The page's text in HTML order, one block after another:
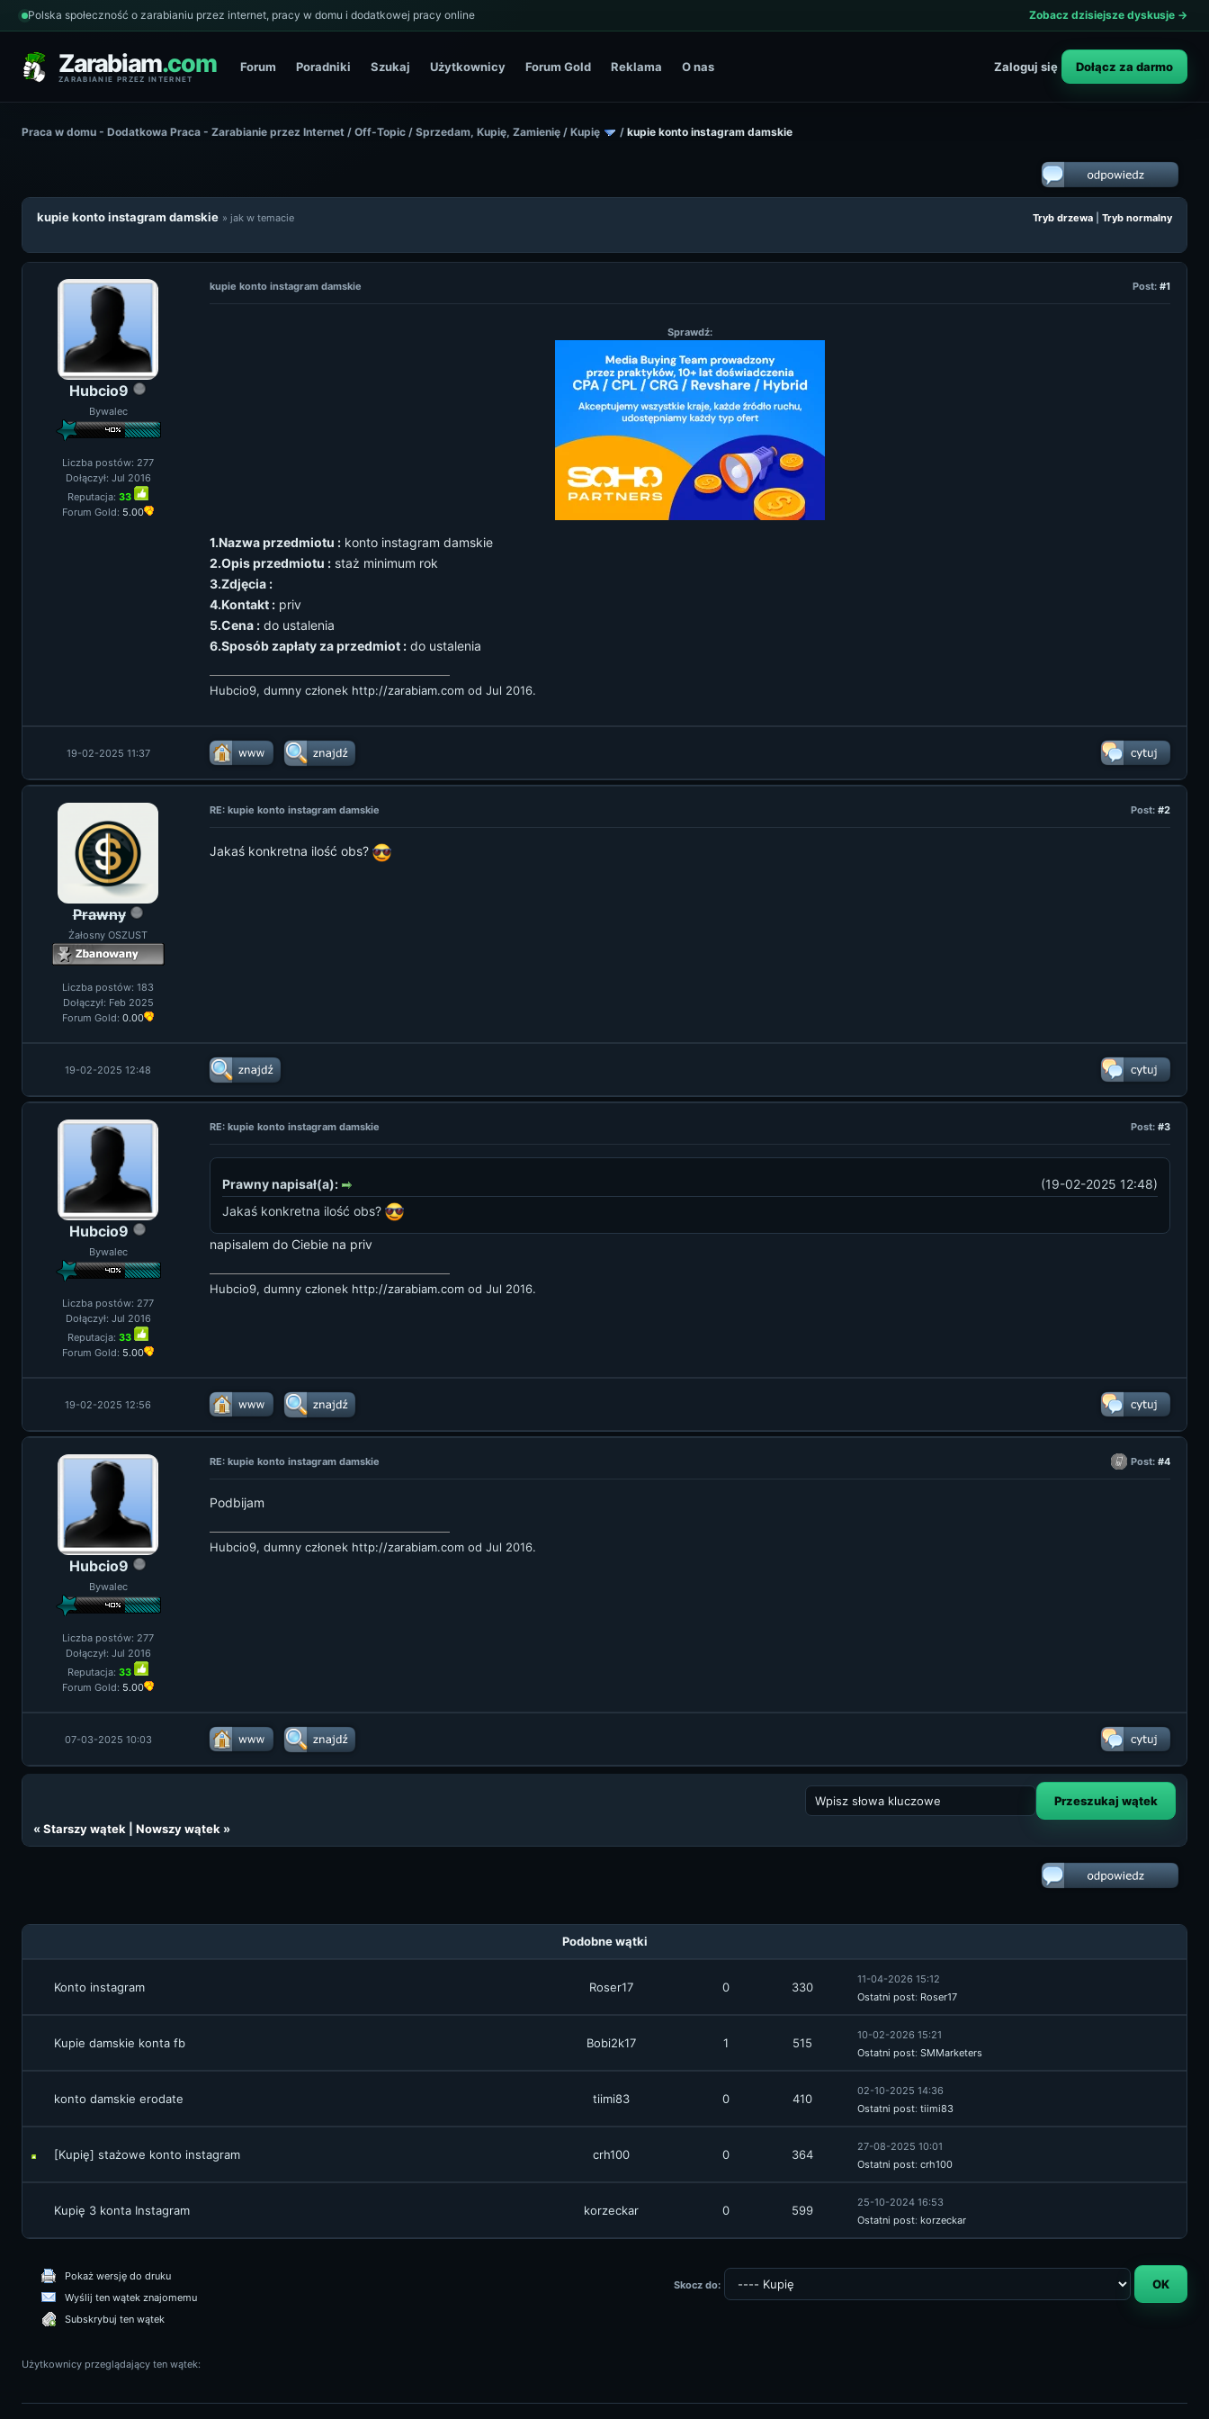
Polska społeczność o zarabianiu przez internet, pracy w domu i dodatkowej pracy online Zobacz dzisiejsze dyskusje →
Zarabiam.com
ZARABIANIE PRZEZ INTERNET
Forum Poradniki Szukaj Użytkownicy Forum Gold Reklama O nas Zaloguj się Dołącz za darmo
Praca w domu - Dodatkowa Praca - Zarabianie przez Internet / Off-Topic / Sprzedam, Kupię, Zamienię / Kupię / kupie konto instagram damskie
Tryb drzewa Tryb normalny
kupie konto instagram damskie » jak w temacie
Hubcio9
Bywalec
Liczba postów: 277
Dołączył: Jul 2016
Reputacja: 33
Forum Gold: 5.00
Post: #1
kupie konto instagram damskie
Sprawdź:
1.Nazwa przedmiotu : konto instagram damskie
2.Opis przedmiotu : staż minimum rok
3.Zdjęcia :
4.Kontakt : priv
5.Cena : do ustalenia
6.Sposób zapłaty za przedmiot : do ustalenia
Hubcio9, dumny członek http://zarabiam.com od Jul 2016.
19-02-2025 11:37
Prawny
Żałosny OSZUST
Liczba postów: 183
Dołączył: Feb 2025
Forum Gold: 0.00
Post: #2
RE: kupie konto instagram damskie
Jakaś konkretna ilość obs?
19-02-2025 12:48
Hubcio9
Bywalec
Liczba postów: 277
Dołączył: Jul 2016
Reputacja: 33
Forum Gold: 5.00
Post: #3
RE: kupie konto instagram damskie
(19-02-2025 12:48)
Prawny napisał(a):
Jakaś konkretna ilość obs?
napisalem do Ciebie na priv
Hubcio9, dumny członek http://zarabiam.com od Jul 2016.
19-02-2025 12:56
Hubcio9
Bywalec
Liczba postów: 277
Dołączył: Jul 2016
Reputacja: 33
Forum Gold: 5.00
Post: #4
RE: kupie konto instagram damskie
Podbijam
Hubcio9, dumny członek http://zarabiam.com od Jul 2016.
07-03-2025 10:03
«Starszy wątek Nowszy wątek »
Podobne wątki
Konto instagram Roser17 0 330
11-04-2026 15:12
Ostatni post: Roser17
Kupie damskie konta fb Bobi2k17 1 515
10-02-2026 15:21
Ostatni post: SMMarketers
konto damskie erodate tiimi83 0 410
02-10-2025 14:36
Ostatni post: tiimi83
[Kupię] stażowe konto instagram crh100 0 364
27-08-2025 10:01
Ostatni post: crh100
Kupię 3 konta Instagram korzeckar 0 599
25-10-2024 16:53
Ostatni post: korzeckar
Pokaż wersję do druku
Wyślij ten wątek znajomemu
Subskrybuj ten wątek
Skocz do:
Użytkownicy przeglądający ten wątek: